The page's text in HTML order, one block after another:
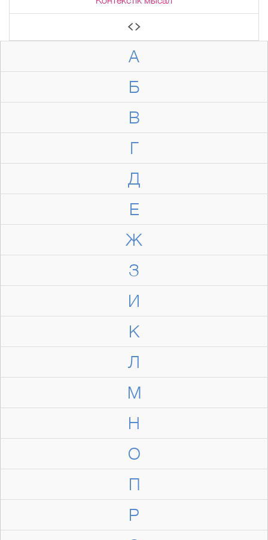
А
Б
В
Г
Д
Е
Ж
З
И
К
Л
М
Н
О
П
Р